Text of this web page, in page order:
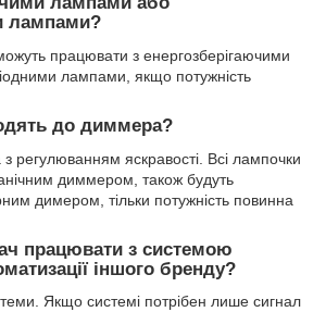
лампами?
працювати з енергозберігаючими
лампами, якщо потужність
до диммера?
регулюванням яскравості. Всі лампочки
диммером, також будуть
димером, тільки потужність повинна
працювати з системою
іншого бренду?
Якщо системі потрібен лише сигнал